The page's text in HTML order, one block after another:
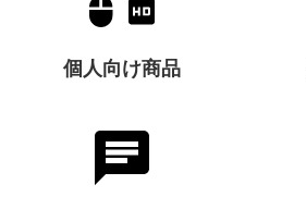
個人向け商品